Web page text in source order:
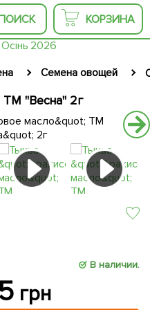
КОРЗИНА
Семена овощей
ТМ "Весна" 2г
В наличии.
грн